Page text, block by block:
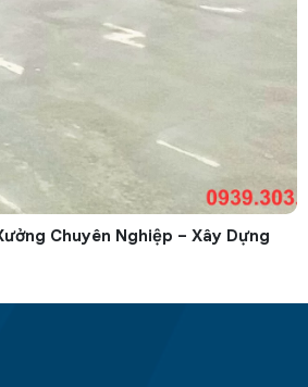
Chuyên Nghiệp – Xây Dựng